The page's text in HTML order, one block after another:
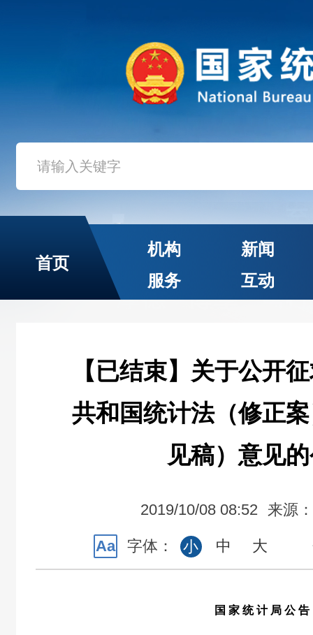
首页
机构
新闻
服务
互动
【已结束】关于公开
共和国统计法（修正
见稿）意见
2019/10/08 08:52 来源
Aa 字体： 小 中 大
国 家 统 计 局 公 告